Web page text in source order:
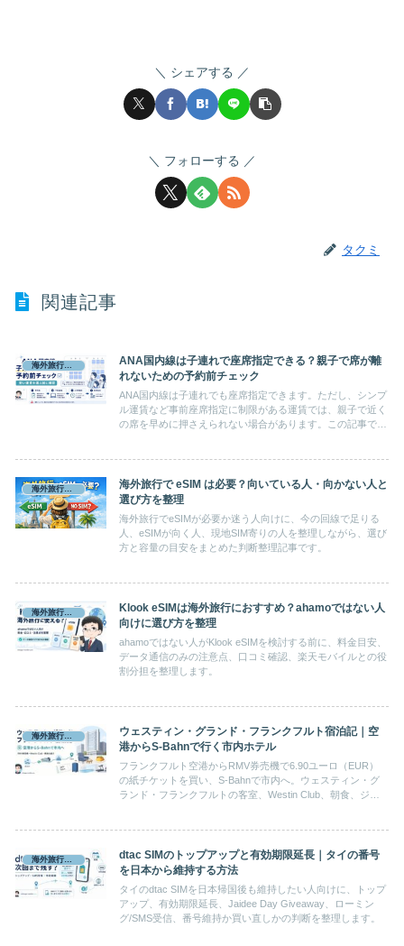
シェアする
フォローする
タクミ
関連記事
ANA国内線は子連れで座席指定できる？親子で席が離
れないための予約前チェック
ANA国内線は子連れでも座席指定できます。ただし、シンプ
ル運賃など事前座席指定に制限がある運賃では、親子で近く
の席を早めに押さえられない場合があります。この記事で
海外旅行準備
海外旅行で eSIM は必要？向いている人・向かない人と
選び方を整理
海外旅行でeSIMが必要か迷う人向けに、今の回線で足りる
人、eSIMが向く人、現地SIM寄りの人を整理しながら、選び
方と容量の目安をまとめた判断整理記事です。
海外旅行準備
Klook eSIMは海外旅行におすすめ？ahamoではない人
向けに選び方を整理
ahamoではない人がKlook eSIMを検討する前に、料金目安、
データ通信のみの注意点、口コミ確認、楽天モバイルとの役
割分担を整理します。
海外旅行準備
ウェスティン・グランド・フランクフルト宿泊記｜空
港からS-Bahnで行く市内ホテル
フランクフルト空港からRMV券売機で6.90ユーロ（EUR）
の紙チケットを買い、S-Bahnで市内へ。ウェスティン・グ
ランド・フランクフルトの客室、Westin Club、朝食、ジ
海外旅行準備
dtac SIMのトップアップと有効期限延長｜タイの番号
を日本から維持する方法
タイのdtac SIMを日本帰国後も維持したい人向けに、トップ
アップ、有効期限延長、Jaidee Day Giveaway、ローミン
グ/SMS受信、番号維持か買い直しかの判断を整理します。